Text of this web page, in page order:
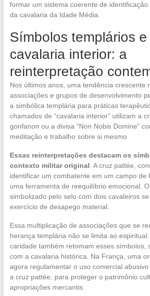
formar um sistema coerente de
da cavalaria da Idade Média.
Símbolos templários
cavalaria interior: a
reinterpretação
Nos últimos anos, uma tendência crescente
associações e grupos de desenvolvimento
a simbólica templária para práticas
chamados de “cavalaria interior” utilizam a
gonfanon ou a divisa “Non Nobis Domine”
meditação e trabalho sobre si mesmo.
Essas reinterpretações destacam os
contexto militar original. A cruz pattée,
identificar um combatente em um campo de
uma ferramenta de reequilíbrio emocional.
simbolizado pelo selo com dois cavaleiros
exercício de desapego material.
Essa multiplicação de associações que se
herança templária não se limita ao
caridade também retomam esses símbolos,
com a cavalaria histórica. Na França, uma
agora regulamentar o uso comercial
a cruz pattée, para proteger o patrimônio
apropriações mercantis.